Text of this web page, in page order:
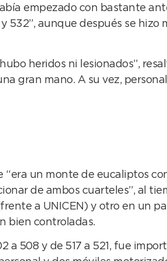
empezado con bastante
532”, aunque después se
heridos ni lesionados”,
gran mano. A su vez,
un monte de eucaliptos
de ambos cuarteles”, al
a UNICEN) y otro en un
bien controladas.
a 508 y de 517 a 521, fue